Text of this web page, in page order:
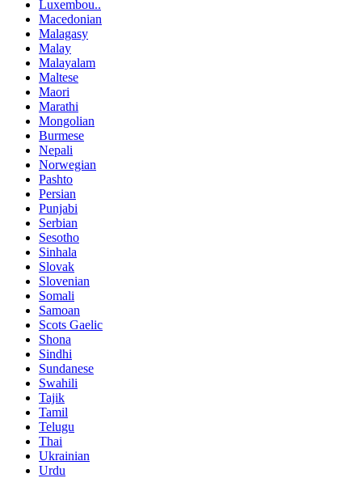
Luxembou..
Macedonian
Malagasy
Malay
Malayalam
Maltese
Maori
Marathi
Mongolian
Burmese
Nepali
Norwegian
Pashto
Persian
Punjabi
Serbian
Sesotho
Sinhala
Slovak
Slovenian
Somali
Samoan
Scots Gaelic
Shona
Sindhi
Sundanese
Swahili
Tajik
Tamil
Telugu
Thai
Ukrainian
Urdu